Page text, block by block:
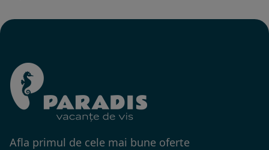
Afla primul de cele mai bune oferte